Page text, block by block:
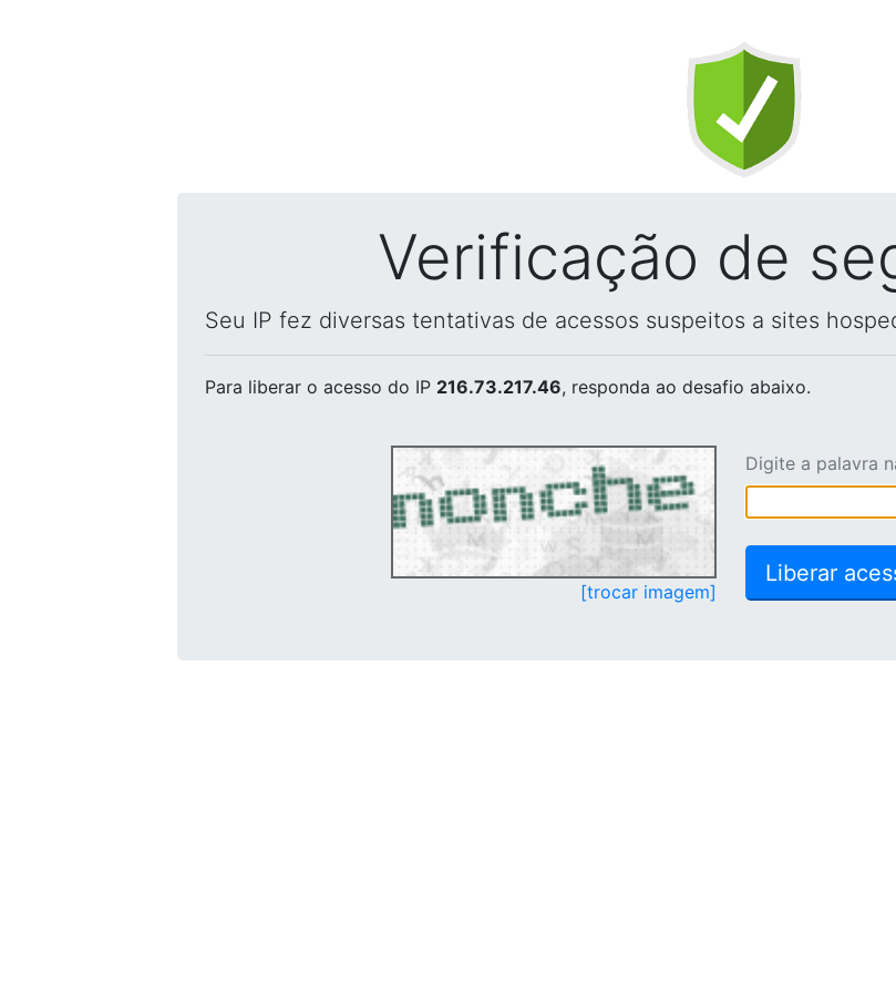
Verificação de
Seu IP fez diversas tentativas de acessos suspeitos a sites
Para liberar o acesso do IP 216.73.217.46, responda ao desafio abaixo.
[trocar imagem]
Digite a palavra